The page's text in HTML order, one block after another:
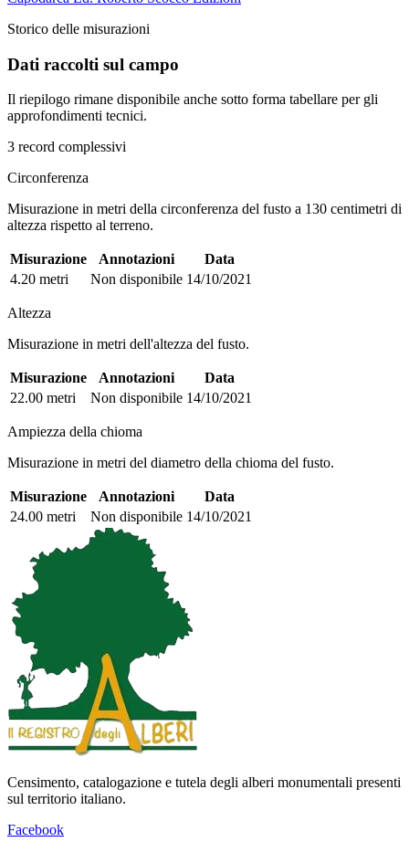
Storico delle misurazioni
Dati raccolti sul campo
Il riepilogo rimane disponibile anche sotto forma tabellare per gli
approfondimenti tecnici.
3 record complessivi
Circonferenza
Misurazione in metri della circonferenza del fusto a 130 centimetri di
altezza rispetto al terreno.
Misurazione Annotazioni
Data
4.20 metri
Non disponibile 14/10/2021
Altezza
Misurazione in metri dell'altezza del fusto.
Misurazione Annotazioni
Data
22.00 metri
Non disponibile 14/10/2021
Ampiezza della chioma
Misurazione in metri del diametro della chioma del fusto.
Misurazione Annotazioni
Data
24.00 metri
Non disponibile 14/10/2021
Censimento, catalogazione e tutela degli alberi monumentali presenti
sul territorio italiano.
Facebook